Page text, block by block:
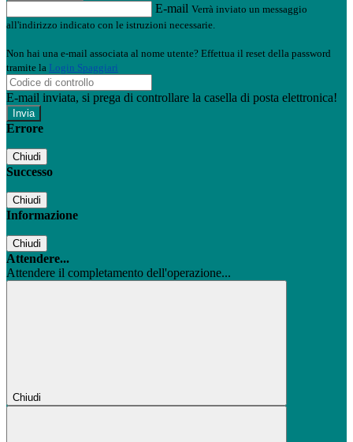
E-mail Verrà inviato un messaggio
all'indirizzo indicato con le istruzioni necessarie.
Non hai una e-mail associata al nome utente? Effettua il reset della password
tramite la Login Spaggiari
E-mail inviata, si prega di controllare la casella di posta elettronica!
Errore
Chiudi
Successo
Chiudi
Informazione
Chiudi
Attendere...
Attendere il completamento dell'operazione...
Chiudi